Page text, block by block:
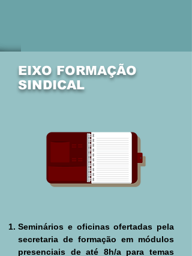
EIXO FORMAÇÃO
SINDICAL
Seminários e oficinas ofertadas pela
secretaria de formação em módulos
presenciais de até 8h/a para temas